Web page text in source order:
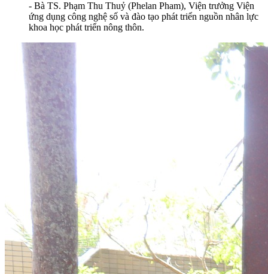
- Bà TS. Phạm Thu Thuỷ (Phelan Pham), Viện trưởng Viện
ứng dụng công nghệ số và đào tạo phát triển nguồn nhân lực
khoa học phát triển nông thôn.